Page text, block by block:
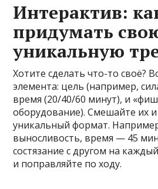
Интерактив:
придумать
уникальную
Хотите сделать что-то своё?
элемента: цель (например,
время (20/40/60 минут), и
оборудование). Смешайте их
уникальный формат.
выносливость, время — 45
состязание с другом на
и поправляйте по ходу.